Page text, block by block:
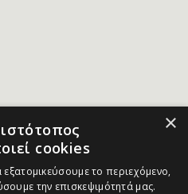
×
cookies
το περιεχόμενο,
την επισκεψιμότητά μας.